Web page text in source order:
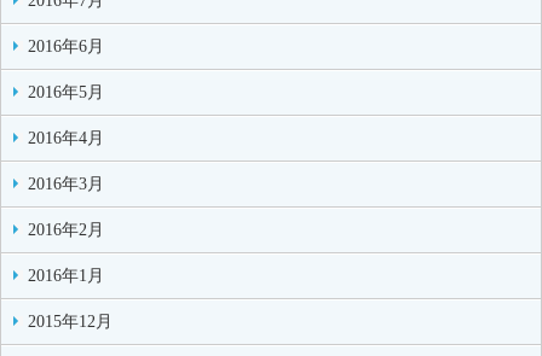
2016年6月
2016年5月
2016年4月
2016年3月
2016年2月
2016年1月
2015年12月